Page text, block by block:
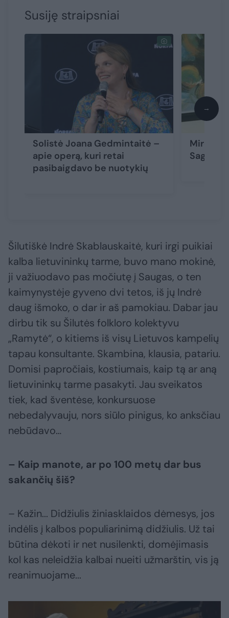
Susiję straipsniai
Solistė Joana Gedmintaitė –
apie operą, kuri retai
pasibaigdavo be nuotykių
Mirė
→
Šilutiškė Indrė Skablauskaitė, kuri irgi puikiai
kalba lietuvininkų tarme, buvo mano mokinė,
ji važiuodavo pas močiutę į Saugas, o ten
kaimynystėje gyveno dvi tetos, iš jų Indrė
daug išmoko, o dar ir aš pamokiau. Dabar jau
dirbu tik su Šilutės folkloro kolektyvu
„Ramytė“, o kitiems iš visų Lietuvos kampelių
tapau konsultante. Skambina, klausia, patariu.
Domisi papročiais, kostiumais, kaip tą ar aną
lietuvininkų tarme pasakyti. Jau sveikatos
tiek, kad šventėse, konkursuose
nebedalyvauju, nors siūlo pinigus, ko anksčiau
nebūdavo…
– Kaip manote, ar po 100 metų dar bus
sakančių šiš?
– Kažin... Didžiulis žiniasklaidos dėmesys, jos
indėlis į kalbos populiarinimą didžiulis. Už tai
būtina dėkoti ir net nusilenkti, domėjimasis
kol kas neleidžia kalbai nueiti užmarštin, vis ją
reanimuojame...